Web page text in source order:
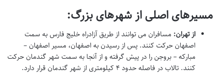
مسیرهای اصلی از شهرهای بزرگ:
از تهران: مسافران می توانند از طریق آزادراه خلیج فارس به سمت
اصفهان حرکت کنند. پس از رسیدن به اصفهان، مسیر اصفهان –
مبارکه – بروجن را در پیش گرفته و از آنجا به سمت شهر گندمان حرکت
کنند. تالاب در فاصله حدود ۴ کیلومتری از شهر گندمان قرار دارد.